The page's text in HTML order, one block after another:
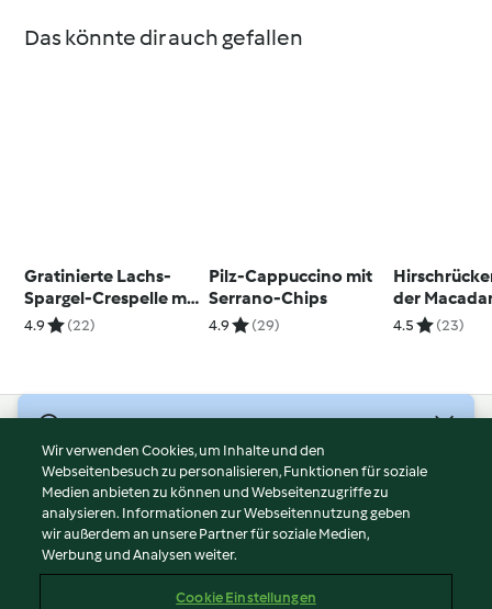
Das könnte dir auch gefallen
Gratinierte Lachs-
Spargel-Crespelle mit
Orangen-Hollandaise
4.9 (22)
Pilz-Cappuccino mit
Serrano-Chips
4.9 (29)
der
4.5 (23)
Nutzungsbedingungen
Datenschutzrichtlinien
Disclaimer
Impressum
Wir verwenden Cookies, um Inhalte und den
Webseitenbesuch zu personalisieren, Funktionen für soziale
Medien anbieten zu können und Webseitenzugriffe zu
analysieren. Informationen zur Webseitennutzung geben
wir außerdem an unsere Partner für soziale Medien,
Werbung und Analysen weiter.
Cookie Einstellungen